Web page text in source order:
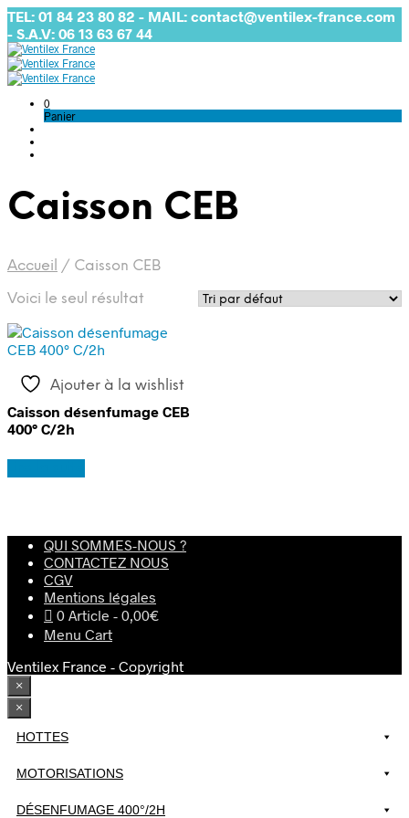
TEL: 01 84 23 80 82 - MAIL: contact@ventilex-france.com
- S.A.V: 06 13 63 67 44
0
Panier
Caisson CEB
Accueil / Caisson CEB
Voici le seul résultat
Ajouter à la wishlist
Caisson désenfumage CEB
400° C/2h
QUI SOMMES-NOUS ?
CONTACTEZ NOUS
CGV
Mentions légales
0 Article
0,00€
Menu Cart
Ventilex France - Copyright
×
×
HOTTES
MOTORISATIONS
DÉSENFUMAGE 400°/2H